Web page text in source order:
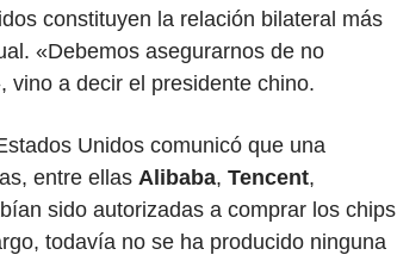
constituyen la relación bilateral más
«Debemos asegurarnos de no
vino a decir el presidente chino.
Unidos comunicó que una
entre ellas Alibaba, Tencent,
sido autorizadas a comprar los chips
todavía no se ha producido ninguna